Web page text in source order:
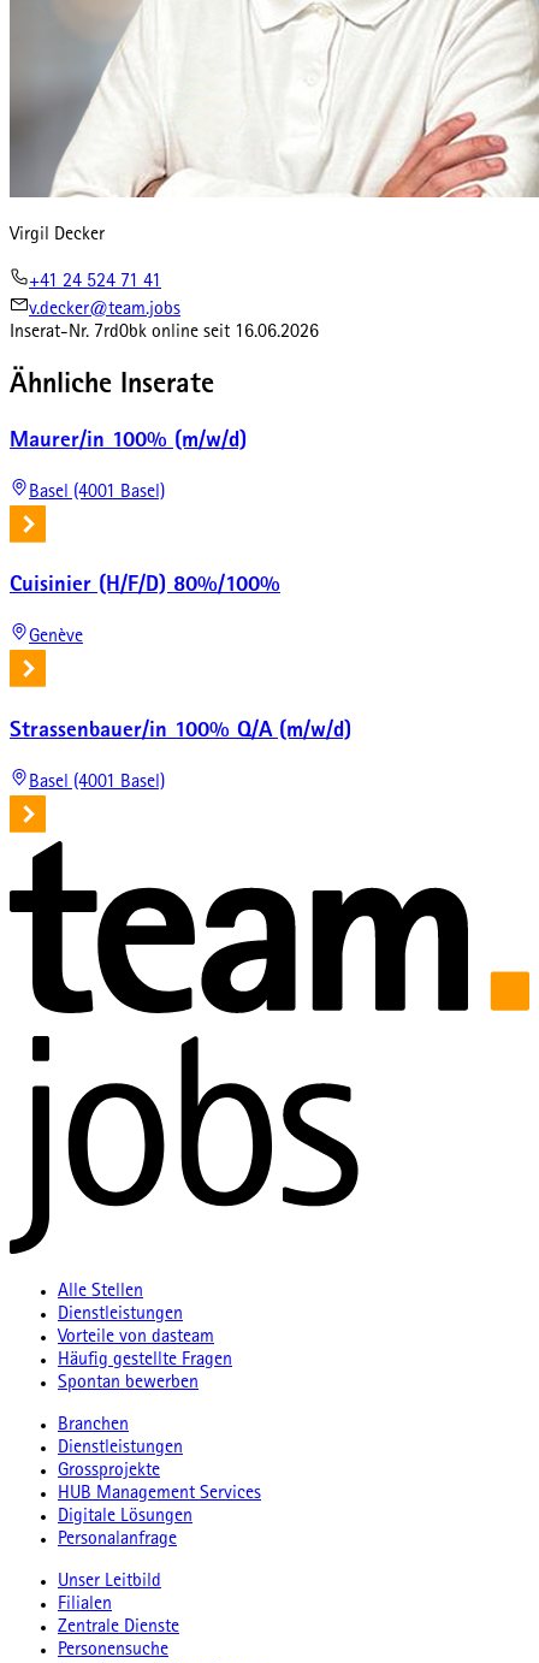
Virgil Decker
+41 24 524 71 41
v.decker@team.jobs
Inserat-Nr. 7rd0bk online seit 16.06.2026
Ähnliche Inserate
Maurer/in 100% (m/w/d)
Basel (4001 Basel)
Cuisinier (H/F/D) 80%/100%
Genève
Strassenbauer/in 100% Q/A (m/w/d)
Basel (4001 Basel)
Alle Stellen
Dienstleistungen
Vorteile von dasteam
Häufig gestellte Fragen
Spontan bewerben
Branchen
Dienstleistungen
Grossprojekte
HUB Management Services
Digitale Lösungen
Personalanfrage
Unser Leitbild
Filialen
Zentrale Dienste
Personensuche